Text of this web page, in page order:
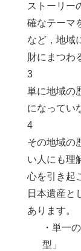
ストーリー
確なテーマ
など，地域
財にまつわ
3
単に地域の
になってい
4
その地域の
い人にも理
心を引き起
日本遺産と
あります。
・単一
型」